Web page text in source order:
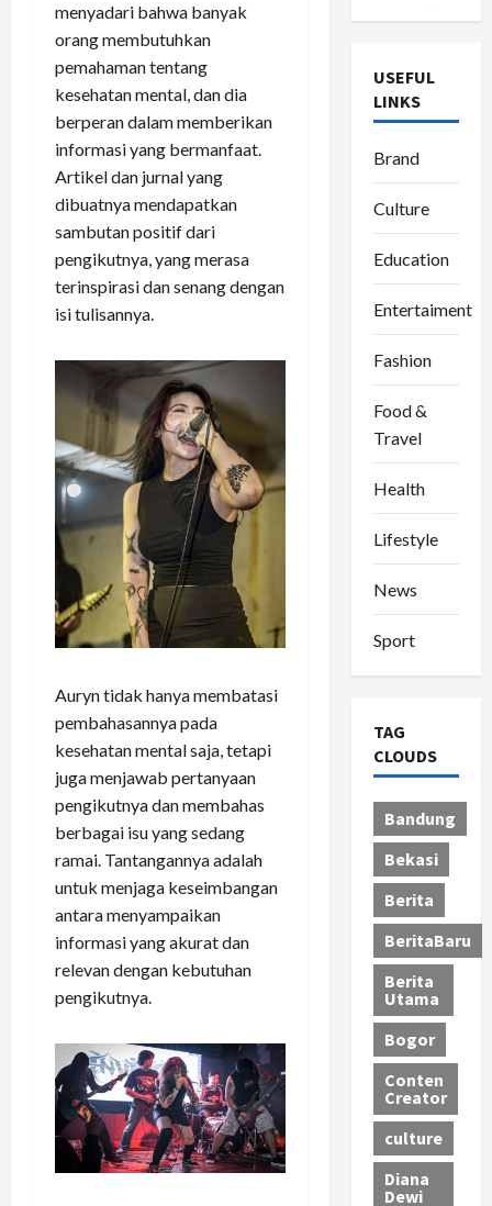
menyadari bahwa banyak
orang membutuhkan
pemahaman tentang
kesehatan mental, dan dia
berperan dalam memberikan
informasi yang bermanfaat.
Artikel dan jurnal yang
dibuatnya mendapatkan
sambutan positif dari
pengikutnya, yang merasa
terinspirasi dan senang dengan
isi tulisannya.
Auryn tidak hanya membatasi
pembahasannya pada
kesehatan mental saja, tetapi
juga menjawab pertanyaan
pengikutnya dan membahas
berbagai isu yang sedang
ramai. Tantangannya adalah
untuk menjaga keseimbangan
antara menyampaikan
informasi yang akurat dan
relevan dengan kebutuhan
pengikutnya.
USEFUL
LINKS
Brand
Culture
Education
Entertaiment
Fashion
Food &
Travel
Health
Lifestyle
News
Sport
TAG
CLOUDS
Bandung
Bekasi
Berita
BeritaBaru
Berita
Utama
Bogor
Conten
Creator
culture
Diana
Dewi